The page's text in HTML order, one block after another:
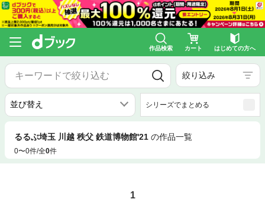
作品検索 カート はじめての方へ
絞り込み
シリーズでまとめる
るるぶ埼玉 川越 秩父 鉄道博物館'21 の作品一覧
0〜0件/全0件
1